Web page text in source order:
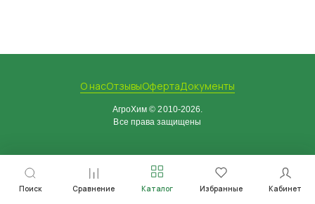
Поиск Сравнение Каталог Избранные Кабинет
О насОтзывыОфертаДокументы
АгроХим © 2010-2026.
Все права защищены